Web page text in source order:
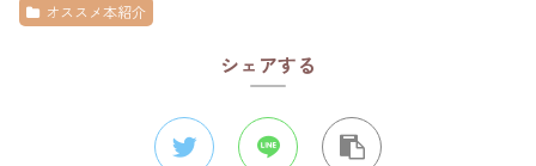
オススメ本紹介
シェアする